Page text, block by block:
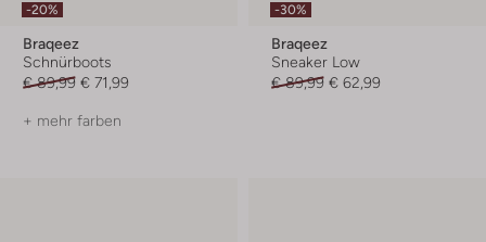
-20%
Braqeez
Schnürboots
€ 89,99 € 71,99
+ mehr farben
-30%
Braqeez
Sneaker Low
€ 89,99 € 62,99